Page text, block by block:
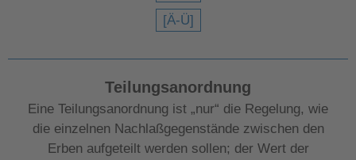
[Ä-Ü]
Teilungsanordnung
Eine Teilungsanordnung ist „nur“ die Regelung, wie
die einzelnen Nachlaßgegenstände zwischen den
Erben aufgeteilt werden sollen; der Wert der